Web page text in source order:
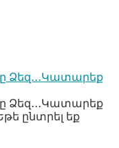
Ձեզ․․․Կատարեք
Ձեզ․․․Կատարեք
ընտրել եք